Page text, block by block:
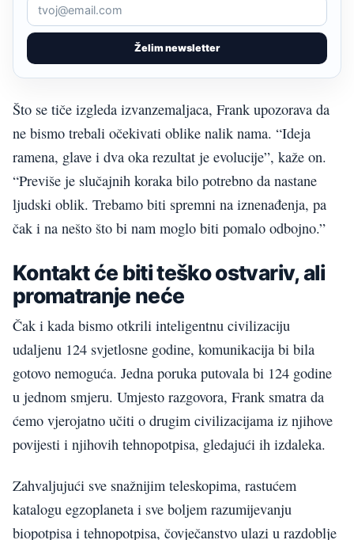
Želim newsletter
Što se tiče izgleda izvanzemaljaca, Frank upozorava da
ne bismo trebali očekivati oblike nalik nama. “Ideja
ramena, glave i dva oka rezultat je evolucije”, kaže on.
“Previše je slučajnih koraka bilo potrebno da nastane
ljudski oblik. Trebamo biti spremni na iznenađenja, pa
čak i na nešto što bi nam moglo biti pomalo odbojno.”
Kontakt će biti teško ostvariv, ali
promatranje neće
Čak i kada bismo otkrili inteligentnu civilizaciju
udaljenu 124 svjetlosne godine, komunikacija bi bila
gotovo nemoguća. Jedna poruka putovala bi 124 godine
u jednom smjeru. Umjesto razgovora, Frank smatra da
ćemo vjerojatno učiti o drugim civilizacijama iz njihove
povijesti i njihovih tehnopotpisa, gledajući ih izdaleka.
Zahvaljujući sve snažnijim teleskopima, rastućem
katalogu egzoplaneta i sve boljem razumijevanju
biopotpisa i tehnopotpisa, čovječanstvo ulazi u razdoblje